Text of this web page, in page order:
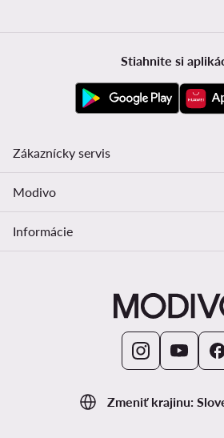
Zmeniť krajinu:
Stiahnite si
Zákaznícky servis
Modivo
Informácie